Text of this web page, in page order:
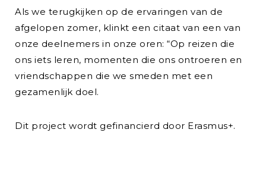
Als we terugkijken op de ervaringen van de
afgelopen zomer, klinkt een citaat van een van
onze deelnemers in onze oren: “Op reizen die
ons iets leren, momenten die ons ontroeren en
vriendschappen die we smeden met een
gezamenlijk doel.
Dit project wordt gefinancierd door Erasmus+.